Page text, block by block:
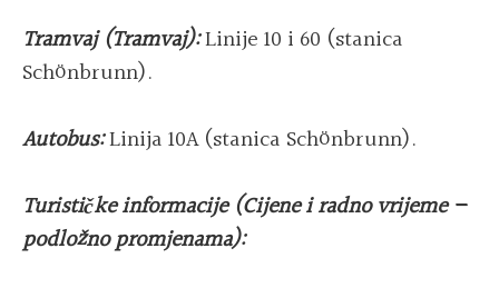
Tramvaj (Tramvaj):Linije 10 i 60 (stanica
Schönbrunn).
Autobus:Linija 10A (stanica Schönbrunn).
Turističke informacije (Cijene i radno vrijeme –
podložno promjenama):